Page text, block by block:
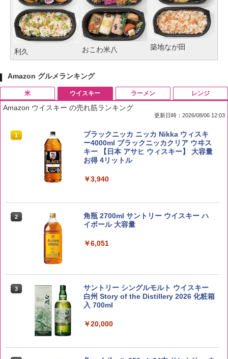
利久 おこわ米八 築地なが田
Amazon グルメランキング
米
1 by Amazon 国産ブレンド米 精米 5kg
￥2,650
5kg 長野県産 令和7年産
米 5kg
￥3,396
【在庫処分価格】ももたろう印 無洗米 5
ウイスキー
Amazon ウイスキー の売れ筋ランキング
更新日時：2026/08/06 12:03
1
ブラックニッカ ニッカ Nikka ウィスキ
ー4000ml ブラックニッカクリア ウヰス
キー 【日本 アサヒ ウィスキー】 大容量
お得 4リットル
￥3,940
2
角瓶 2700ml サントリー ウイスキー ハ
イボール 大容量
￥6,051
3
サントリー シングルモルト ウイスキー
白州 Story of the Distillery 2026 化粧箱
入 700ml
￥20,000
ラーメン レンジ